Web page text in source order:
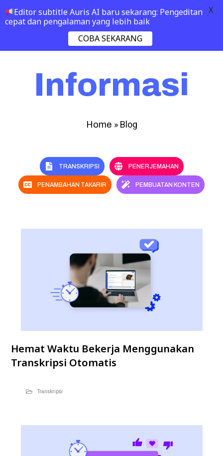
Informasi
Home » Blog
TRANSKRIPSI PENERJEMAHAN
PENAMBAHAN TAKARIR PEMBUATAN KONTEN
Hemat Waktu Bekerja Menggunakan
Transkripsi Otomatis
Transkripsi
Editor subtitle Auris AI baru sekarang: Pengeditan
cepat dan pengalaman yang lebih baik
COBA SEKARANG
X